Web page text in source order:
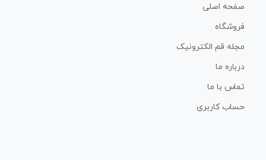
صفحه اصلی
فروشگاه
مجله قم الکترونیک
درباره ما
تماس با ما
حساب کاربری